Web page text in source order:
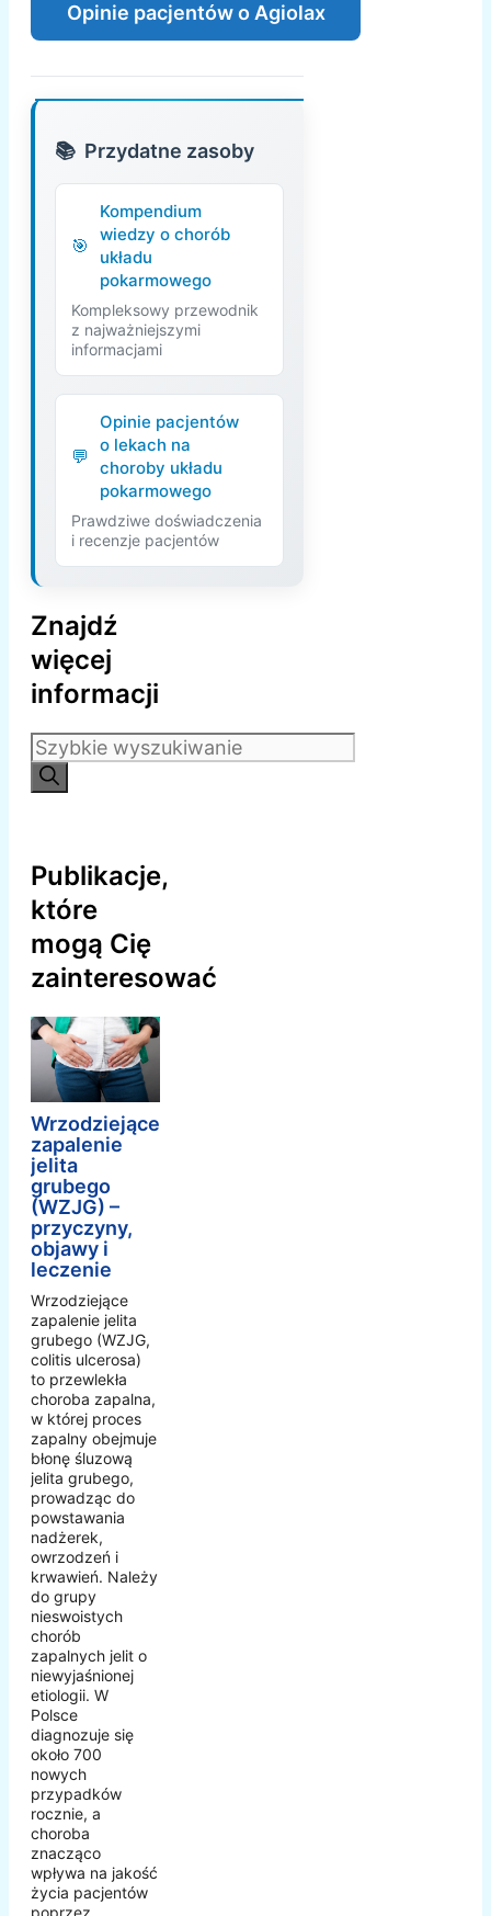
Opinie pacjentów o Agiolax
Przydatne zasoby
Kompendium
wiedzy o chorób
układu
pokarmowego
Kompleksowy przewodnik
z najważniejszymi
informacjami
Opinie pacjentów
o lekach na
choroby układu
pokarmowego
Prawdziwe doświadczenia
i recenzje pacjentów
Znajdź
więcej
informacji
Szukaj:
Publikacje,
które
mogą Cię
zainteresować
Wrzodziejące
zapalenie
jelita
grubego
(WZJG) –
przyczyny,
objawy i
leczenie
Wrzodziejące
zapalenie jelita
grubego (WZJG,
colitis ulcerosa)
to przewlekła
choroba zapalna,
w której proces
zapalny obejmuje
błonę śluzową
jelita grubego,
prowadząc do
powstawania
nadżerek,
owrzodzeń i
krwawień. Należy
do grupy
nieswoistych
chorób
zapalnych jelit o
niewyjaśnionej
etiologii. W
Polsce
diagnozuje się
około 700
nowych
przypadków
rocznie, a
choroba
znacząco
wpływa na jakość
życia pacjentów